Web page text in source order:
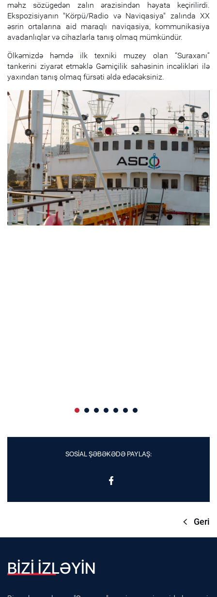
məhz sözügedən zalın ərazisindən həyata keçirilirdi.
Ekspozisiyanın "Körpü/Radio və Naviqasiya" zalında XX
əsrin ortalarına aid maraqlı naviqasiya, kommunikasiya
avadanlıqlar və cihazlarla tanış olmaq mümkündür.
Ölkəmizdə həmdə ilk texniki muzey olan “Suraxanı”
tankerini ziyarət etməklə Gəmiçilik sahəsinin incəlikləri ilə
yaxından tanış olmaq fürsəti əldə edəcəksiniz.
SOSİAL ŞƏBƏKƏDƏ PAYLAŞ:
Geri
BİZİ İZLƏYİN